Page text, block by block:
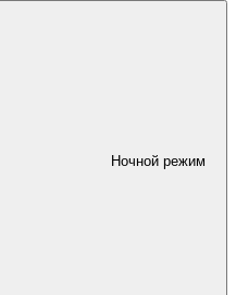
Ночной режим